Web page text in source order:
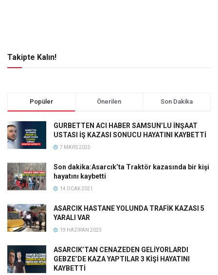
Takipte Kalın!
Popüler Önerilen Son Dakika
GURBETTEN ACI HABER SAMSUN’LU İNŞAAT
USTASI İŞ KAZASI SONUCU HAYATINI KAYBETTİ
7 MAYIS 2025
Son dakika:Asarcık’ta Traktör kazasında bir kişi
hayatını kaybetti
14 OCAK 2021
ASARCIK HASTANE YOLUNDA TRAFİK KAZASI 5
YARALI VAR
19 HAZIRAN 2023
ASARCIK’TAN CENAZEDEN GELİYORLARDI
GEBZE’DE KAZA YAPTILAR 3 KİŞİ HAYATINI
KAYBETTİ